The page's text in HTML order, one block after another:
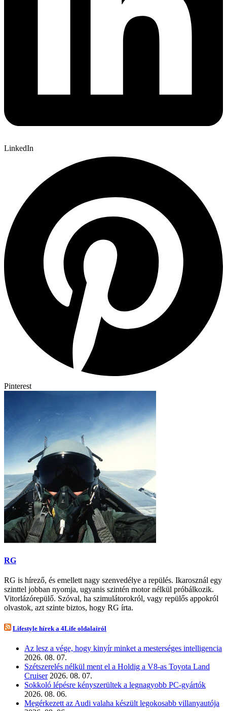
LinkedIn
Pinterest
RG
RG is hírező, és emellett nagy szenvedélye a repülés. Ikarosznál egy
szinttel jobban nyomja, ugyanis szintén motor nélkül próbálkozik.
Vitorlázórepülő. Szóval, ha szimulátorokról, vagy repülős appokról
olvastok, azt szinte biztos, hogy RG írta.
Lifestyle hírek a 4Life oldalairól
Az lesz a vége, hogy kinyír minket a mesterséges intelligencia
2026. 08. 07.
Szétszerelés nélkül ment el a Holdig a V8-as Toyota Land
Cruiser 2026. 08. 07.
Sokkoló lépésre kényszerültek a legnagyobb PC-gyártók
2026. 08. 06.
Megérkezett az Audi valaha készült legokosabb villanyautója